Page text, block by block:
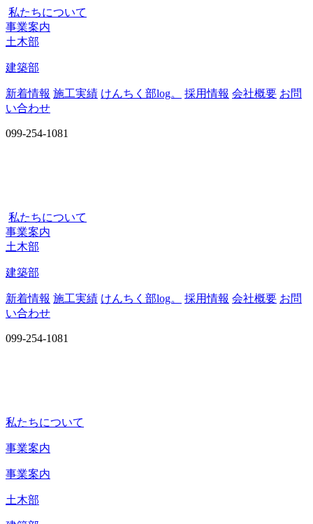
私たちについて
事業案内
土木部
建築部
新着情報 施工実績 けんちく部log。 採用情報 会社概要 お問
い合わせ
099-254-1081
私たちについて
事業案内
土木部
建築部
新着情報 施工実績 けんちく部log。 採用情報 会社概要 お問
い合わせ
099-254-1081
私たちについて
事業案内
事業案内
土木部